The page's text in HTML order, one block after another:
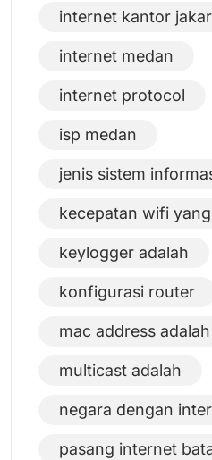
internet kantor
internet medan
internet protocol
isp medan
jenis sistem
kecepatan wifi
keylogger adalah
konfigurasi router
mac address adalah
multicast adalah
negara dengan
pasang internet